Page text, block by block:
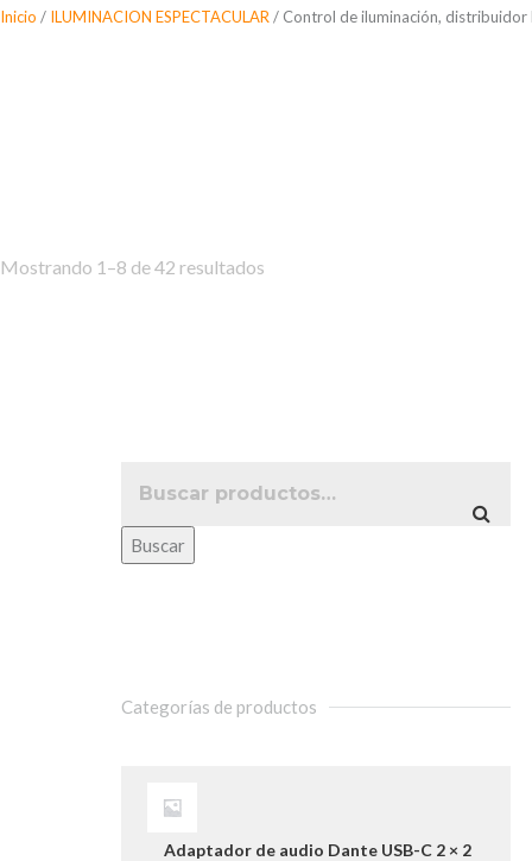
Saltar
Inicio / ILUMINACION ESPECTACULAR / Control de iluminación, distribuidor
Mostrando 1–8 de 42 resultados
Buscar
Categorías de productos
Adaptador de audio Dante USB-C 2 × 2